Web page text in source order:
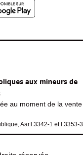
aux mineurs de
au moment de la vente
Aar.l.3342-1 et l.3353-3